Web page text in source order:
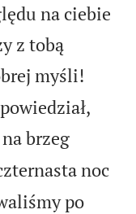
na ciebie
z tobą
myśli!
brzeg
noc
po